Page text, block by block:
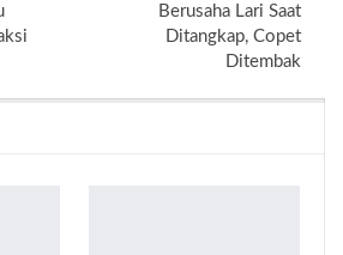
Berusaha Lari Saat
Ditangkap, Copet
Ditembak